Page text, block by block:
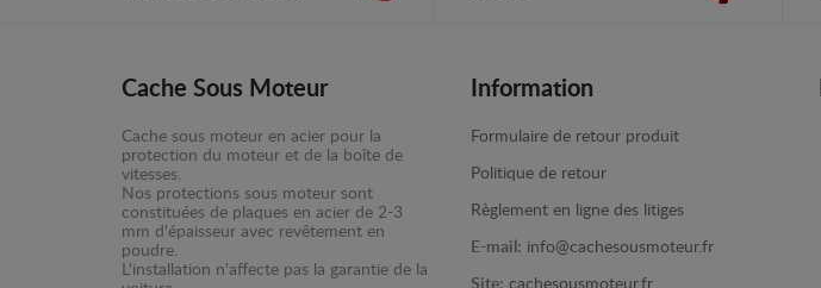
Cache Sous Moteur
Cache sous moteur en acier pour la
protection du moteur et de la boîte de
vitesses.
Nos protections sous moteur sont
constituées de plaques en acier de 2-3
mm d'épaisseur avec revêtement en
poudre.
L'installation n'affecte pas la garantie de la
Information
Formulaire de retour produit
Politique de retour
Règlement en ligne des litiges
E-mail: info@cachesousmoteur.fr